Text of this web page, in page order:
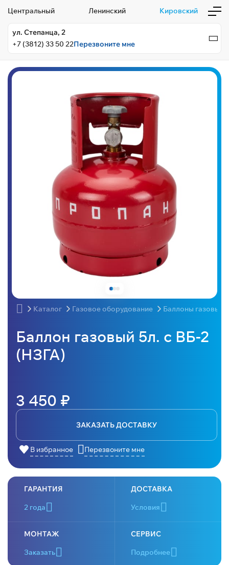
Центральный Ленинский Кировский
ул. Степанца, 2
+7 (3812) 33 50 22Перезвоните мне
Каталог Газовое оборудование Баллоны газовые
Баллон газовый 5л. с ВБ-2
(НЗГА)
3 450 ₽
ЗАКАЗАТЬ ДОСТАВКУ
В избранное Перезвоните мне
ГАРАНТИЯ
2 года
ДОСТАВКА
Условия
МОНТАЖ
Заказать
СЕРВИС
Подробнее